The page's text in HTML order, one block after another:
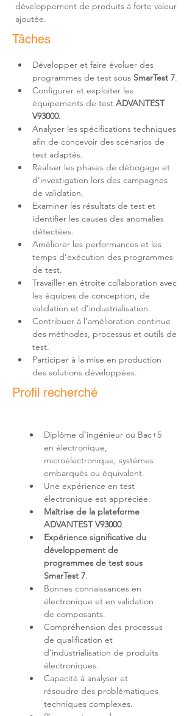
développement de produits à forte valeur
ajoutée.
Tâches
Développer et faire évoluer des
programmes de test sous SmarTest 7
Configurer et exploiter les
équipements de test ADVANTEST
V93000.
Analyser les spécifications techniques
afin de concevoir des scénarios de
Réaliser les phases de débogage et
d’investigation lors des campagnes
Examiner les résultats de test et
identifier les causes des anomalies
Améliorer les performances et les
temps d’exécution des programmes
Travailler en étroite collaboration avec
les équipes de conception, de
Contribuer à l’amélioration continue
des méthodes, processus et outils de
Participer à la mise en production
des solutions développées.
Profil recherché
Diplôme d’ingénieur ou Bac+5
en électronique,
microélectronique, systèmes
Une expérience en test
Maîtrise de la plateforme
ADVANTEST V93000
Expérience significative du
développement de
programmes de test sous
SmarTest 7
Bonnes connaissances en
électronique et en validation
Compréhension des processus
de qualification et
d’industrialisation de produits
Capacité à analyser et
résoudre des problématiques